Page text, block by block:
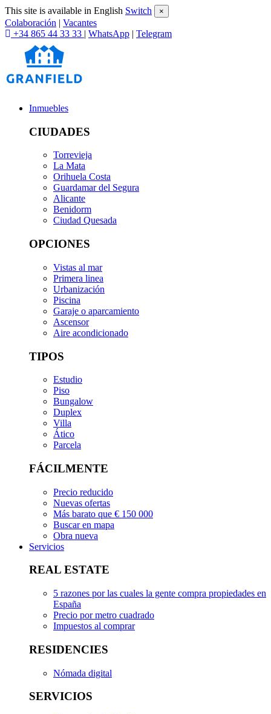
This site is available in English Switch ×
Colaboración | Vacantes
+34 865 44 33 33 | WhatsApp | Telegram
Inmuebles
CIUDADES
Torrevieja
La Mata
Orihuela Costa
Guardamar del Segura
Alicante
Benidorm
Ciudad Quesada
OPCIONES
Vistas al mar
Primera linea
Urbanización
Piscina
Garaje o aparcamiento
Ascensor
Aire acondicionado
TIPOS
Estudio
Piso
Bungalow
Duplex
Villa
Ático
Parcela
FÁCILMENTE
Precio reducido
Nuevas ofertas
Más barato que € 150 000
Buscar en mapa
Obra nueva
Servicios
REAL ESTATE
5 razones por las cuales la gente compra propiedades en
España
Precio por metro cuadrado
Impuestos al comprar
RESIDENCIES
Nómada digital
SERVICIOS